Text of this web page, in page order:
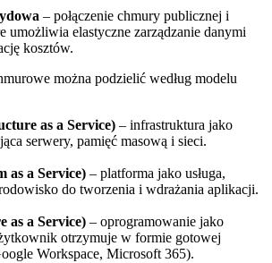
– połączenie chmury publicznej i
umożliwia elastyczne zarządzanie danymi
kosztów.
można podzielić według modelu
as a Service) – infrastruktura jako
serwery, pamięć masową i sieci.
as a Service) – platforma jako usługa,
do tworzenia i wdrażania aplikacji.
as a Service) – oprogramowanie jako
otrzymuje w formie gotowej
Workspace, Microsoft 365).